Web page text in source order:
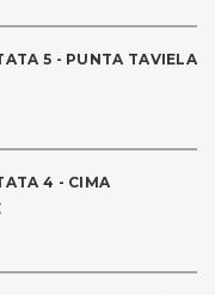
5 - PUNTA TAVIELA
4 - CIMA